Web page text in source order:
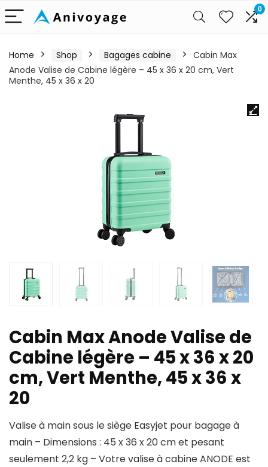
0
Home Shop Bagages cabine
Cabin Max
Anode Valise de Cabine légère – 45 x 36 x 20 cm, Vert
Menthe, 45 x 36 x 20
Cabin Max Anode Valise de
Cabine légère – 45 x 36 x 20
cm, Vert Menthe, 45 x 36 x
20
Valise à main sous le siège Easyjet pour bagage à
main – Dimensions : 45 x 36 x 20 cm et pesant
seulement 2,2 kg – Votre valise à cabine ANODE est